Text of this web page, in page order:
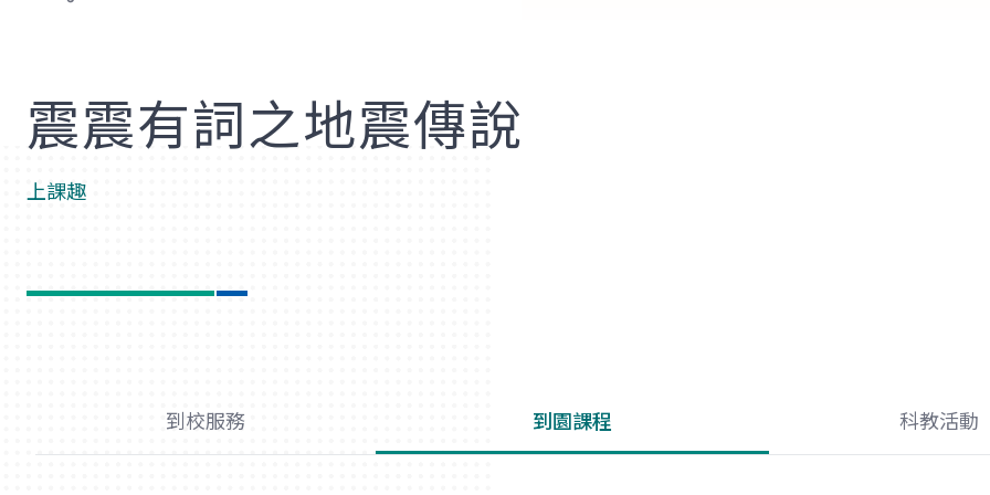
震震有詞之地震傳說
上課趣
到校服務 到園課程 科教活動